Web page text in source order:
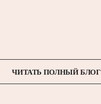
ЧИТАТЬ ПОЛНЫЙ БЛОГ